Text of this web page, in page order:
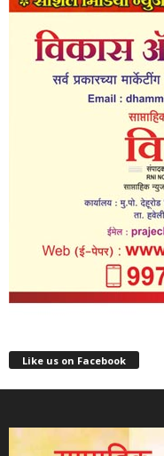
Like us on Facebook